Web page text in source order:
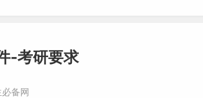
-考研要求
备网